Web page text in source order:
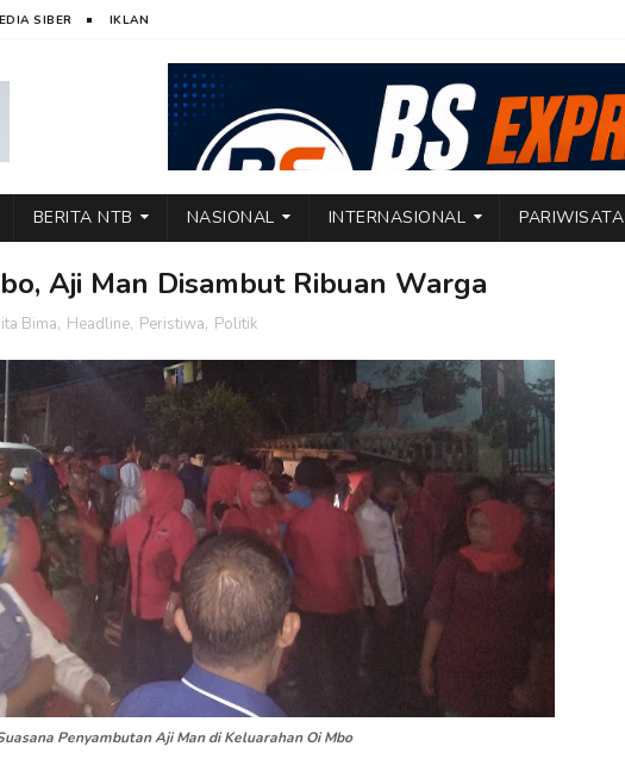
SIBER IKLAN
BERITA NTB NASIONAL INTERNASIONAL PARIWISATA
Aji Man Disambut Ribuan Warga
Bima, Headline, Peristiwa, Politik
Penyambutan Aji Man di Keluarahan Oi Mbo